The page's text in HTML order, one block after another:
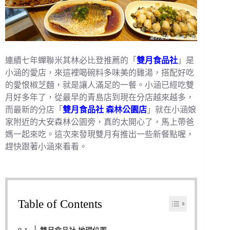
連續七年蟬聯米其林必比登推薦的「 雙月食品社 」是
小涵的愛店，來這裡喝碗料多味美的雞湯，搭配好吃
的愛恨椒芝麵，就是讓人滿足的一餐。小涵已經吃雙
月好多年了，從最早的青島店到現在分店越來越多，
而最新的分店「 雙月食品社 森林公園店 」就在小涵娘
家附近的大安森林公園旁，真的太開心了，馬上帶爸
媽一起來吃。這次來發現雙月有推出一些新餐點喔，
趕快跟著小涵來看看。
Table of Contents